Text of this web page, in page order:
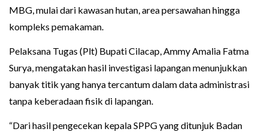
MBG, mulai dari kawasan hutan, area persawahan hingga
kompleks pemakaman.
Pelaksana Tugas (Plt) Bupati Cilacap, Ammy Amalia Fatma
Surya, mengatakan hasil investigasi lapangan menunjukkan
banyak titik yang hanya tercantum dalam data administrasi
tanpa keberadaan fisik di lapangan.
“Dari hasil pengecekan kepala SPPG yang ditunjuk Badan